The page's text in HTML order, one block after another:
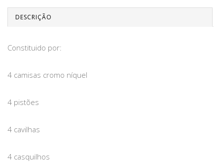
DESCRIÇÃO
Constituido por:
4 camisas cromo níquel
4 pistões
4 cavilhas
4 casquilhos